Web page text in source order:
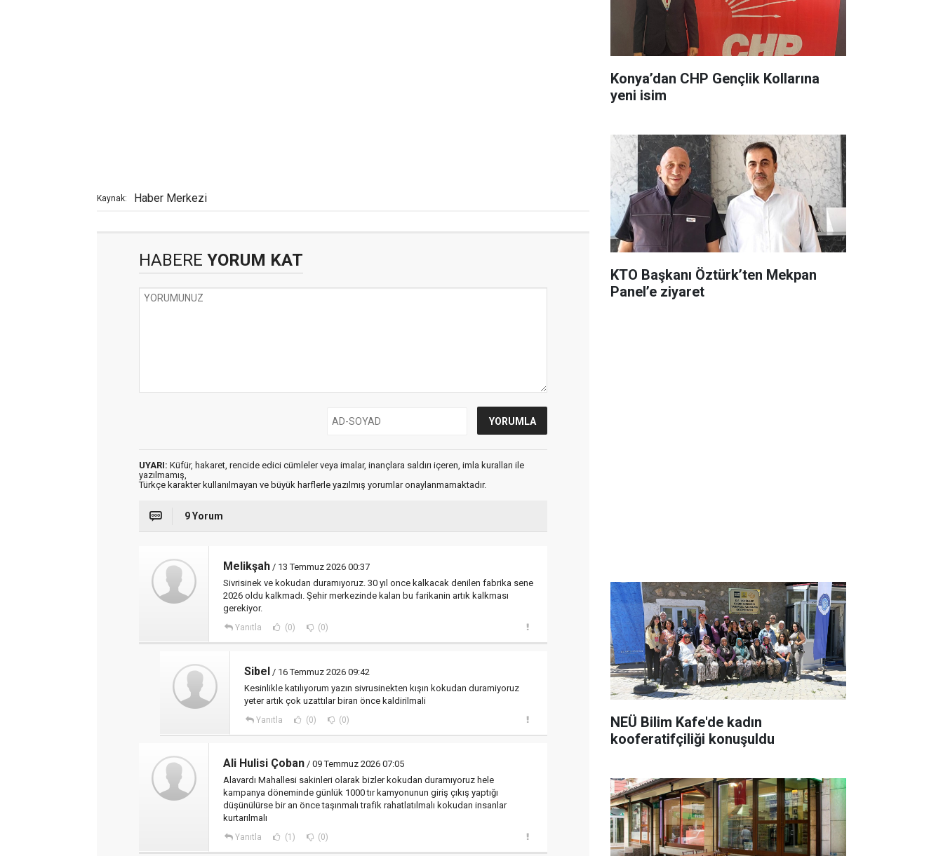
Kaynak: Haber Merkezi
HABERE YORUM KAT
UYARI: Küfür, hakaret, rencide edici cümleler veya imalar, inançlara saldırı içeren, imla kuralları ile
yazılmamış,
Türkçe karakter kullanılmayan ve büyük harflerle yazılmış yorumlar onaylanmamaktadır.
9 Yorum
Melikşah / 13 Temmuz 2026 00:37
Sivrisinek ve kokudan duramıyoruz. 30 yıl once kalkacak denilen fabrika sene
2026 oldu kalkmadı. Şehir merkezinde kalan bu farikanin artık kalkması
gerekiyor.
Yanıtla (0) (0)
Sibel / 16 Temmuz 2026 09:42
Kesinlikle katılıyorum yazın sivrusinekten kışın kokudan duramiyoruz
yeter artık çok uzattılar biran önce kaldirilmali
Yanıtla (0) (0)
Ali Hulisi Çoban / 09 Temmuz 2026 07:05
Alavardı Mahallesi sakinleri olarak bizler kokudan duramıyoruz hele
kampanya döneminde günlük 1000 tır kamyonunun giriş çıkış yaptığı
düşünülürse bir an önce taşınmalı trafik rahatlatılmalı kokudan insanlar
kurtarılmalı
Yanıtla (1) (0)
Konya’dan CHP Gençlik Kollarına
yeni isim
KTO Başkanı Öztürk’ten Mekpan
Panel’e ziyaret
NEÜ Bilim Kafe'de kadın
kooferatifçiliği konuşuldu